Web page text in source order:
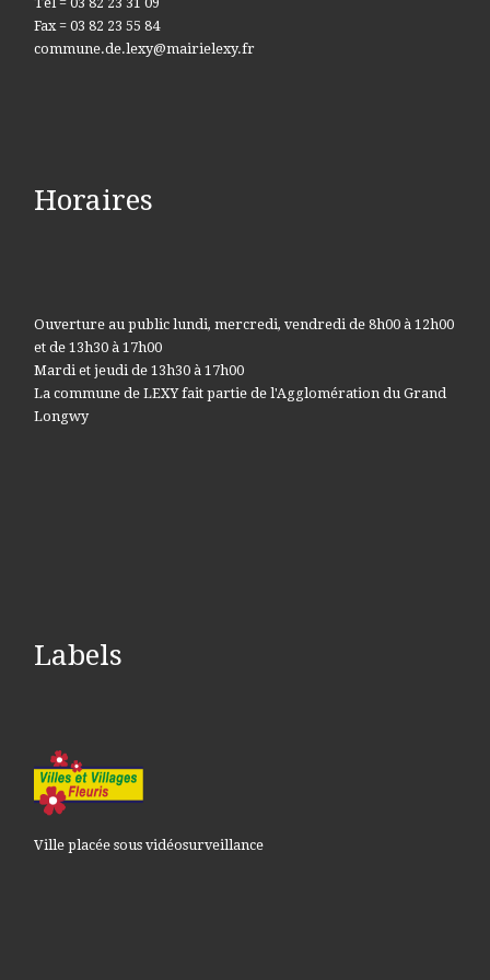
Fax = 03 82 23 55 84
commune.de.lexy@mairielexy.fr
Horaires
Ouverture au public lundi, mercredi, vendredi de 8h00 à 12h00
et de 13h30 à 17h00
Mardi et jeudi de 13h30 à 17h00
La commune de LEXY fait partie de l'Agglomération du Grand
Longwy
Labels
Ville placée sous vidéosurveillance